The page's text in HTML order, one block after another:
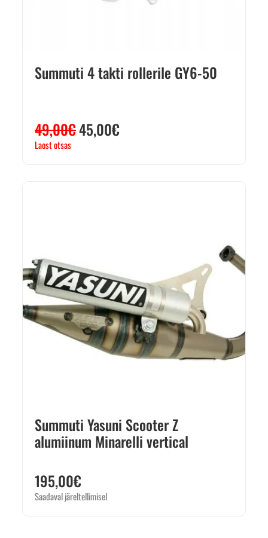
Summuti 4 takti rollerile GY6-50
49,00€45,00€
Laost otsas
Summuti Yasuni Scooter Z
alumiinum Minarelli vertical
195,00€
Saadaval järeltellimisel